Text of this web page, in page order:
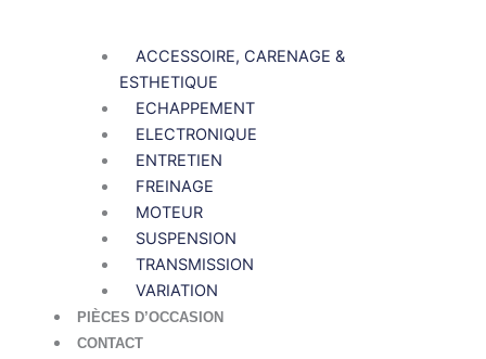
ACCESSOIRE, CARENAGE &
ESTHETIQUE
ECHAPPEMENT
ELECTRONIQUE
ENTRETIEN
FREINAGE
MOTEUR
SUSPENSION
TRANSMISSION
VARIATION
PIÈCES D’OCCASION
CONTACT